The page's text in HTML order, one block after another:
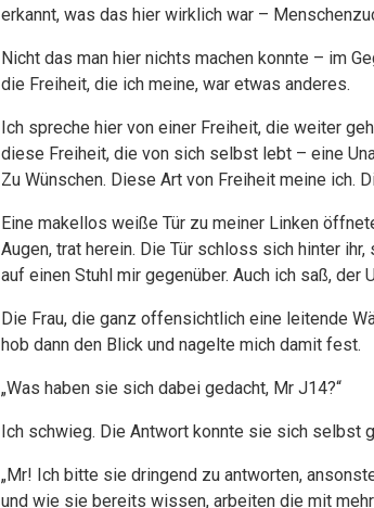
erkannt, was das hier wirklich war –
Nicht das man hier nichts machen konnte – im
die Freiheit, die ich meine, war etwas anderes.
Ich spreche hier von einer Freiheit, die weiter
diese Freiheit, die von sich selbst lebt – eine
Zu Wünschen. Diese Art von Freiheit meine ich.
Eine makellos weiße Tür zu meiner Linken
Augen, trat herein. Die Tür schloss sich hinter
auf einen Stuhl mir gegenüber. Auch ich saß, der
Die Frau, die ganz offensichtlich eine leitende
hob dann den Blick und nagelte mich damit fest.
„Was haben sie sich dabei gedacht, Mr J14?“
Ich schwieg. Die Antwort konnte sie sich selbst
„Mr! Ich bitte sie dringend zu antworten,
und wie sie bereits wissen, arbeiten die mit